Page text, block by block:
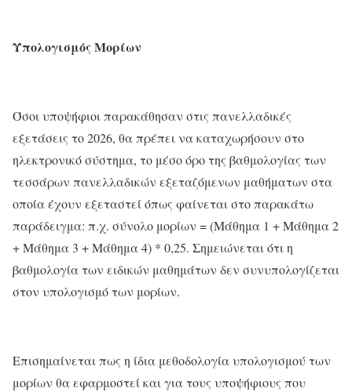
Υπολογισμός Μορίων
Όσοι υποψήφιοι παρακάθησαν στις πανελλαδικές
εξετάσεις το 2026, θα πρέπει να καταχωρήσουν στο
ηλεκτρονικό σύστημα, το μέσο όρο της βαθμολογίας των
τεσσάρων πανελλαδικών εξεταζόμενων μαθήματων στα
οποία έχουν εξεταστεί όπως φαίνεται στο παρακάτω
παράδειγμα: π.χ. σύνολο μορίων = (Μάθημα 1 + Μάθημα 2
+ Μάθημα 3 + Μάθημα 4) * 0,25. Σημειώνεται ότι η
βαθμολογία των ειδικών μαθημάτων δεν συνυπολογίζεται
στον υπολογισμό των μορίων.
Επισημαίνεται πως η ίδια μεθοδολογία υπολογισμού των
μορίων θα εφαρμοστεί και για τους υποψήφιους που